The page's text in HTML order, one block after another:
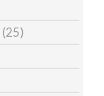
(25)